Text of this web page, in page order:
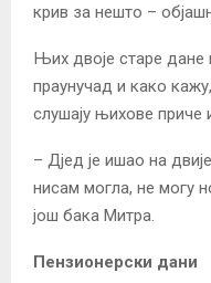
крив за нешто –
Њих двоје старе дане
праунучад и како
слушају њихове приче
– Дјед је ишао на
нисам могла, не могу
још бака Митра.
Пензионерски дани